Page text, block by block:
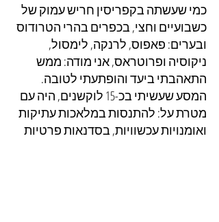
כמי שעשתה בקפריסין חריש עמוק של
כשבועיים וחצי, בכפרים בהרי הטרודוס
ובערים: פאפוס, לרנקה, לימסול,
ניקוסיה ופרוטראס, אני מודה: ממש
התאהבתי ביעד והופתעתי לטובה.
המסע שעשיתי בכ-15 לוקשנים, היה עם
מטרת על: להתנסות במלאכות עתיקות
ואומנויות עכשוויות, בסדנאות פרטיות